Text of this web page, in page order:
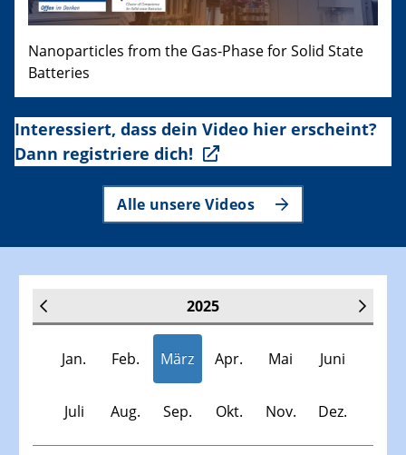
Nanoparticles from the Gas-Phase for Solid State
Batteries
Interessiert, dass dein Video hier erscheint?
Dann registriere dich!
Alle unsere Videos
2025
Jan. Feb. März Apr. Mai Juni
Juli Aug. Sep. Okt. Nov. Dez.